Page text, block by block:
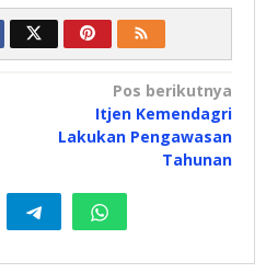
Pos berikutnya
Itjen Kemendagri
Lakukan Pengawasan
Tahunan